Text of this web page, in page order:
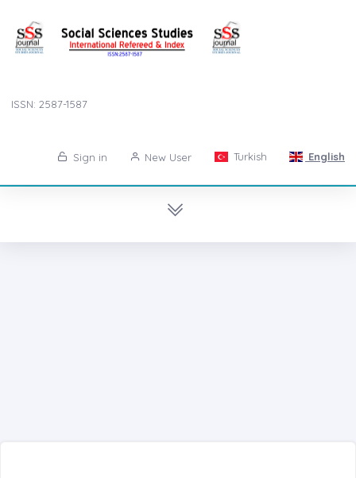
ISSN: 2587-1587
Sign in New User Turkish English